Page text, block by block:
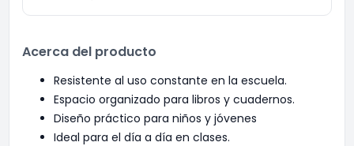
Acerca del producto
Resistente al uso constante en la escuela.
Espacio organizado para libros y cuadernos.
Diseño práctico para niños y jóvenes
Ideal para el día a día en clases.